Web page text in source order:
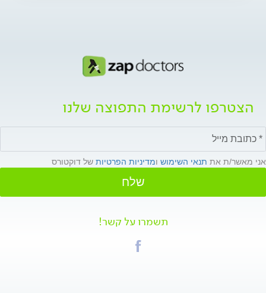
הצטרפו לרשימת התפוצה שלנו
אני מאשר/ת את תנאי השימוש ומדיניות הפרטיות של דוקטורס
שלח
תשמרו על קשר!